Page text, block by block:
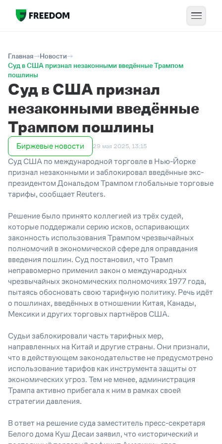
Главная
Новости
Суд в США признал незаконными введённые Трампом
пошлины
Суд в США признал
незаконными введённые
Трампом пошлины
Биржевые новости 29 мая 2025, 13:15
Суд США по международной торговле в Нью-Йорке
признал незаконными и заблокировал введённые экс-
президентом Дональдом Трампом глобальные торговые
тарифы, сообщает Reuters.
Решение было принято коллегией из трёх судей,
которые поддержали серию исков, оспаривающих
законность использования Трампом чрезвычайных
полномочий в экономической сфере для оправдания
введения пошлин. Суд постановил, что Трамп
неправомерно применил закон о международных
чрезвычайных экономических полномочиях 1977 года,
пытаясь обосновать свою тарифную политику. Речь идёт
о пошлинах, введённых в отношении Китая, Канады,
Мексики и других торговых партнёров США.
Судьи заблокировали часть тарифных мер,
направленных на Китай и другие страны. Они признали,
что в действующем законодательстве не предусмотрено
использование тарифов как инструмента защиты от
экономических угроз. Тем не менее, администрация
Трампа активно прибегала к ним в рамках своей
стратегии давления.
В ответ на решение суда заместитель пресс-секретаря
Белого дома Куш Десаи заявил, что «исторический и